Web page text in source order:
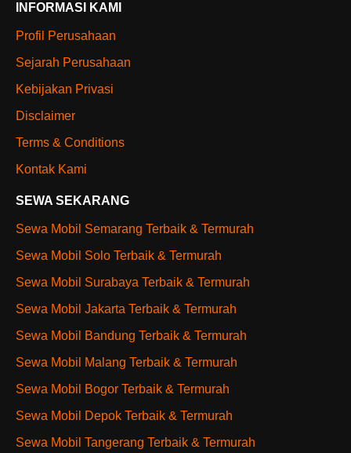
INFORMASI KAMI
Profil Perusahaan
Sejarah Perusahaan
Kebijakan Privasi
Disclaimer
Terms & Conditions
Kontak Kami
SEWA SEKARANG
Sewa Mobil Semarang Terbaik & Termurah
Sewa Mobil Solo Terbaik & Termurah
Sewa Mobil Surabaya Terbaik & Termurah
Sewa Mobil Jakarta Terbaik & Termurah
Sewa Mobil Bandung Terbaik & Termurah
Sewa Mobil Malang Terbaik & Termurah
Sewa Mobil Bogor Terbaik & Termurah
Sewa Mobil Depok Terbaik & Termurah
Sewa Mobil Tangerang Terbaik & Termurah